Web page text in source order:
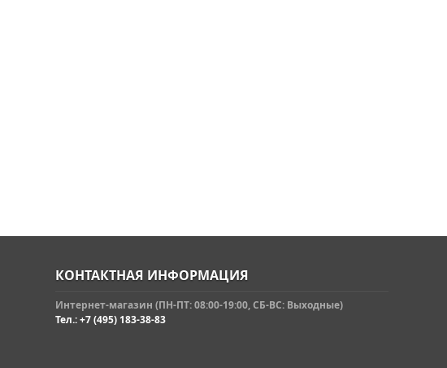
КОНТАКТНАЯ ИНФОРМАЦИЯ
Интернет-магазин (ПН-ПТ: 08:00-19:00, СБ-ВС: Выходные)
Тел.: +7 (495) 183-38-83